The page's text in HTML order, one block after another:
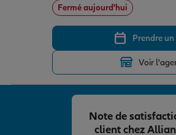
Fermé aujourd'hui
Prendre un
Voir
Note de
client chez